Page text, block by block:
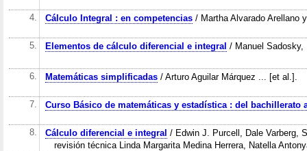
4. Cálculo Integral : en competencias/ Martha Alvarado Arellano
5. Elementos de cálculo diferencial e integral / Manuel Sadosky,
6. Matemáticas simplificadas/ Arturo Aguilar Márquez ... [et al.].
7. Curso Básico de matemáticas y estadística : del bachillerato
8. Cálculo diferencial e integral / Edwin J. Purcell, Dale Varberg,
revisión técnica Linda Margarita Medina Herrera, Natella